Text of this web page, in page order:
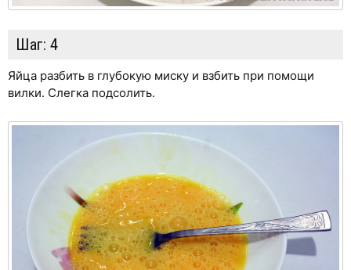
Шаг: 4
Яйца разбить в глубокую миску и взбить при помощи
вилки. Слегка подсолить.